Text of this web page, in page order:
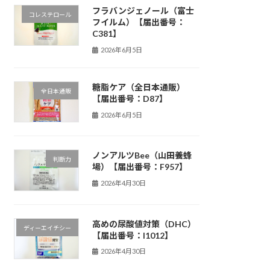
コレステロール
フラバンジェノール（富士
フイルム）【届出番号：
C381】
2026年6月5日
全日本通販
糖脂ケア（全日本通販）
【届出番号：D87】
2026年6月5日
判断力
ノンアルツBee（山田養蜂
場）【届出番号：F957】
2026年4月30日
ディーエイチシー
高めの尿酸値対策（DHC）
【届出番号：I1012】
2026年4月30日